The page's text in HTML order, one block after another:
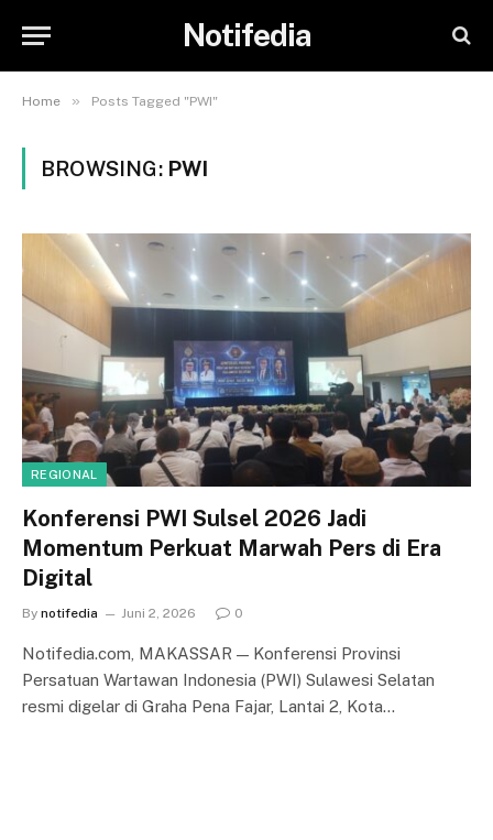
Notifedia
Home » Posts Tagged "PWI"
BROWSING: PWI
REGIONAL
Konferensi PWI Sulsel 2026 Jadi
Momentum Perkuat Marwah Pers di Era
Digital
By notifedia Juni 2, 2026 0
Notifedia.com, MAKASSAR — Konferensi Provinsi
Persatuan Wartawan Indonesia (PWI) Sulawesi Selatan
resmi digelar di Graha Pena Fajar, Lantai 2, Kota…